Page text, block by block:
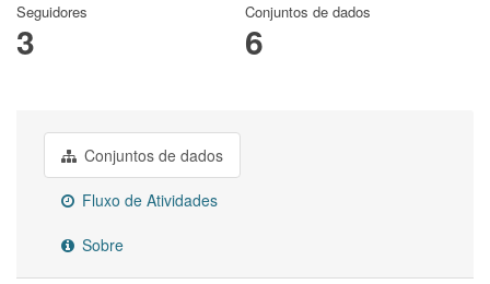
Seguidores
3
Conjuntos de dados
6
Conjuntos de dados
Fluxo de Atividades
Sobre